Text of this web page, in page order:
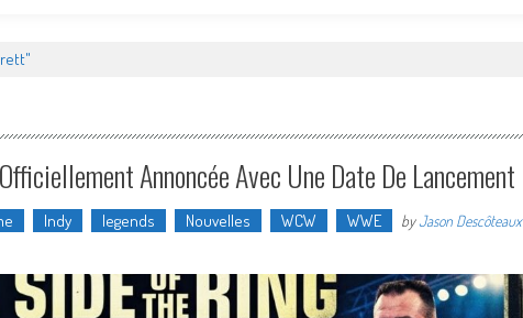
Annoncée Avec Une Date De Lancement
Indy legends Nouvelles WCW WWE byJason Descôteaux